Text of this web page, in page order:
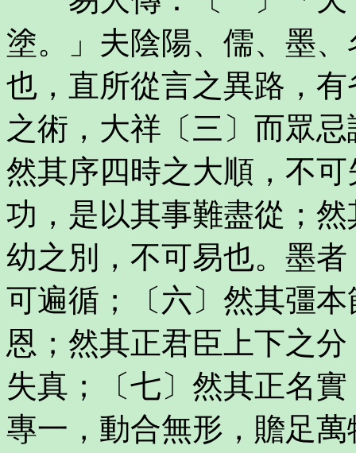
塗。」夫陰陽、儒、墨
也，直所從言之異路，
之術，大祥〔三〕而眾
然其序四時之大順，不
功，是以其事難盡從；
幼之別，不可易也。墨
可遍循；〔六〕然其彊
恩；然其正君臣上下之
失真；〔七〕然其正名
專一，動合無形，贍足